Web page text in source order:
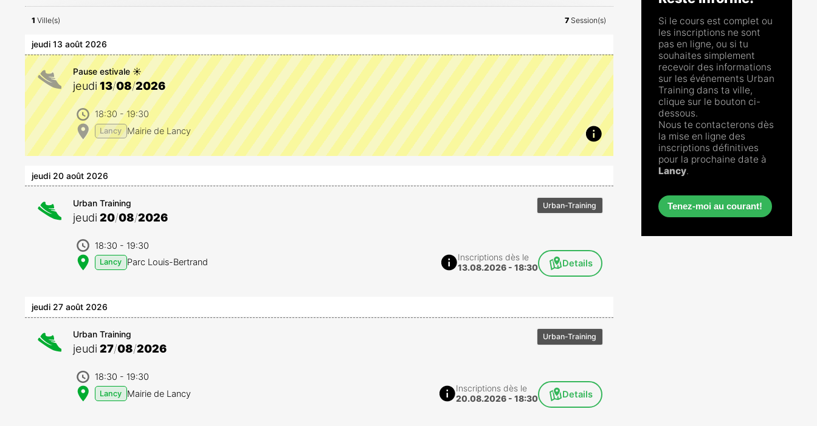
Si le cours est complet ou
les inscriptions ne sont
pas en ligne, ou si tu
souhaites simplement
recevoir des informations
sur les événements Urban
Training dans ta ville,
clique sur le bouton ci-
dessous.
Nous te contacterons dès
la mise en ligne des
inscriptions définitives
pour la prochaine date à
Lancy.
Tenez-moi au courant!
1 Ville(s) 7 Session(s)
jeudi 13 août 2026
Pause estivale ☀️
jeudi13/08/2026
18:30 - 19:30
Lancy Mairie de Lancy
jeudi 20 août 2026
Urban Training
jeudi 20/08/2026
Urban-Training
18:30 - 19:30
Lancy Parc Louis-Bertrand
Inscriptions dès le
13.08.2026 - 18:30
Details
jeudi 27 août 2026
Urban Training
jeudi 27/08/2026
Urban-Training
18:30 - 19:30
Lancy Mairie de Lancy
Inscriptions dès le
20.08.2026 - 18:30
Details